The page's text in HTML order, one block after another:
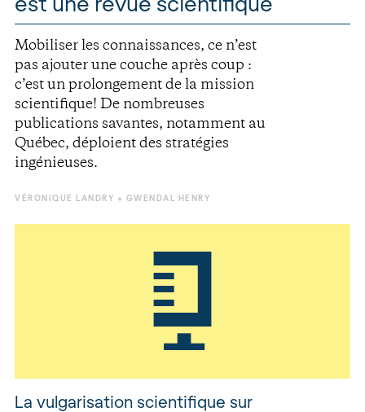
Mobiliser les connaissances, ce n’est
pas ajouter une couche après coup :
c’est un prolongement de la mission
scientifique! De nombreuses
publications savantes, notamment au
Québec, déploient des stratégies
ingénieuses.
VÉRONIQUE LANDRY GWENDAL HENRY
La vulgarisation scientifique sur